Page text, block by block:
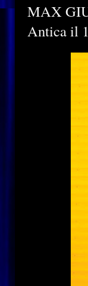
MAX
Antica il